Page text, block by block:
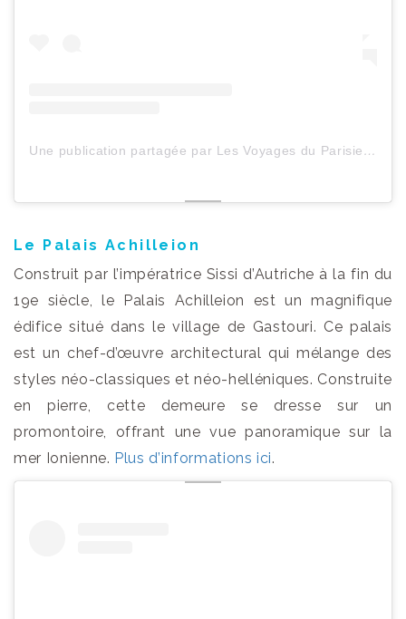
Une publication partagée par Les Voyages du ParisienHeureux (@lesvoyagesduparisienheureux)
Le Palais Achilleion
Construit par l’impératrice Sissi d’Autriche à la fin du
19e siècle, le Palais Achilleion est un magnifique
édifice situé dans le village de Gastouri. Ce palais
est un chef-d’œuvre architectural qui mélange des
styles néo-classiques et néo-helléniques. Construite
en pierre, cette demeure se dresse sur un
promontoire, offrant une vue panoramique sur la
mer Ionienne. Plus d’informations ici.